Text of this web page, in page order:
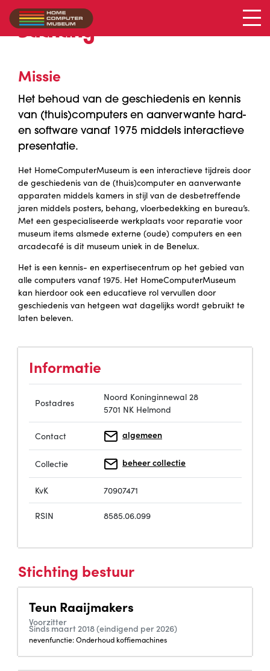
Stichting
Missie
Het behoud van de geschiedenis en kennis
van (thuis)computers en aanverwante hard-
en software vanaf 1975 middels interactieve
presentatie.
Het HomeComputerMuseum is een interactieve tijdreis door
de geschiedenis van de (thuis)computer en aanverwante
apparaten middels kamers in stijl van de desbetreffende
jaren middels posters, behang, vloerbedekking en bureau’s.
Met een gespecialiseerde werkplaats voor reparatie voor
museum items alsmede externe (oude) computers en een
arcadecafé is dit museum uniek in de Benelux.
Het is een kennis- en expertisecentrum op het gebied van
alle computers vanaf 1975. Het HomeComputerMuseum
kan hierdoor ook een educatieve rol vervullen door
geschiedenis van hetgeen wat dagelijks wordt gebruikt te
laten beleven.
Informatie
Postadres
Noord Koninginnewal 28
5701 NK Helmond
Contact algemeen
Collectie beheer collectie
KvK 70907471
RSIN 8585.06.099
Stichting bestuur
Teun Raaijmakers
Voorzitter
Sinds maart 2018 (eindigend per 2026)
nevenfunctie: Onderhoud koffiemachines